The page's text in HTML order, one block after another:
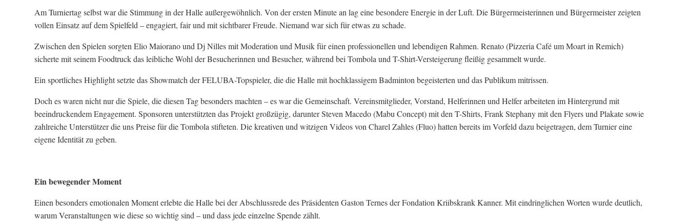
Am Turniertag selbst war die Stimmung in der Halle außergewöhnlich. Von der ersten Minute an lag eine besondere Energie in der Luft. Die Bürgermeisterinnen und Bürgermeister zeigten
vollen Einsatz auf dem Spielfeld – engagiert, fair und mit sichtbarer Freude. Niemand war sich für etwas zu schade.
Zwischen den Spielen sorgten Elio Maiorano und Dj Nilles mit Moderation und Musik für einen professionellen und lebendigen Rahmen. Renato (Pizzeria Café um Moart in Remich)
sicherte mit seinem Foodtruck das leibliche Wohl der Besucherinnen und Besucher, während bei Tombola und T-Shirt-Versteigerung fleißig gesammelt wurde.
Ein sportliches Highlight setzte das Showmatch der FELUBA-Topspieler, die die Halle mit hochklassigem Badminton begeisterten und das Publikum mitrissen.
Doch es waren nicht nur die Spiele, die diesen Tag besonders machten – es war die Gemeinschaft. Vereinsmitglieder, Vorstand, Helferinnen und Helfer arbeiteten im Hintergrund mit
beeindruckendem Engagement. Sponsoren unterstützten das Projekt großzügig, darunter Steven Macedo (Mabu Concept) mit den T-Shirts, Frank Stephany mit den Flyers und Plakate sowie
zahlreiche Unterstützer die uns Preise für die Tombola stifteten. Die kreativen und witzigen Videos von Charel Zahles (Fluo) hatten bereits im Vorfeld dazu beigetragen, dem Turnier eine
eigene Identität zu geben.
Ein bewegender Moment
Einen besonders emotionalen Moment erlebte die Halle bei der Abschlussrede des Präsidenten Gaston Ternes der Fondation Kriibskrank Kanner. Mit eindringlichen Worten wurde deutlich,
warum Veranstaltungen wie diese so wichtig sind – und dass jede einzelne Spende zählt.